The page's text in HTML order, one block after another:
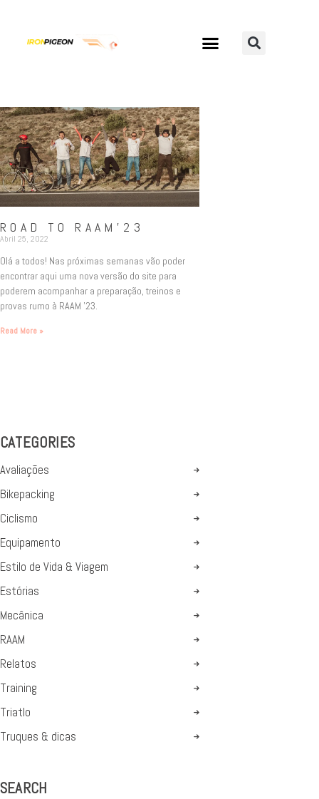
ROAD TO RAAM’23
Abril 25, 2022
Olá a todos! Nas próximas semanas vão poder
encontrar aqui uma nova versão do site para
poderem acompanhar a preparação, treinos e
provas rumo à RAAM ’23.
Read More »
CATEGORIES
Avaliações
Bikepacking
Ciclismo
Equipamento
Estilo de Vida & Viagem
Estórias
Mecânica
RAAM
Relatos
Training
Triatlo
Truques & dicas
SEARCH